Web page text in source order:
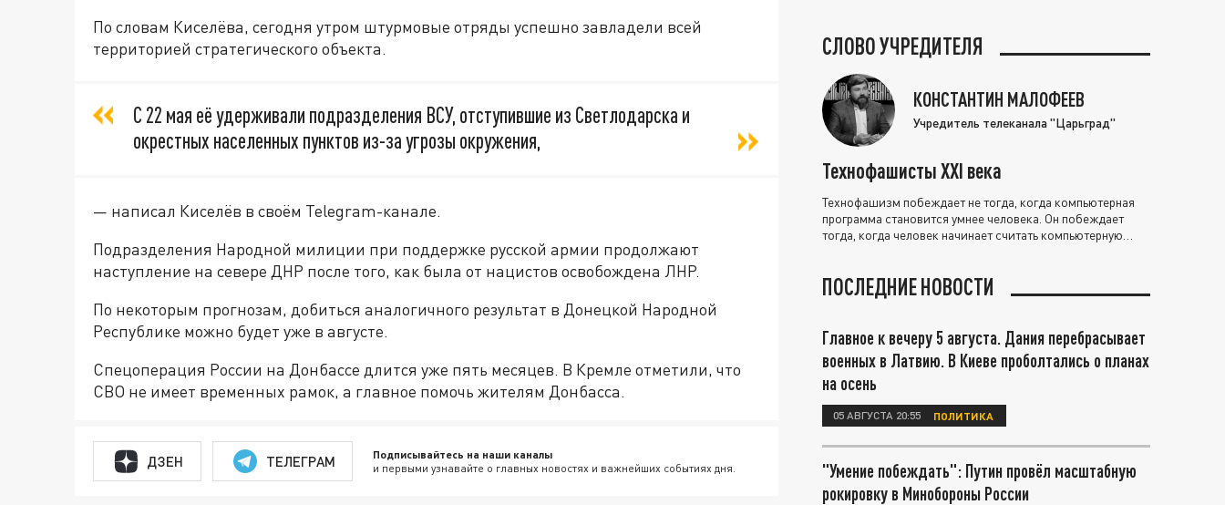
По словам Киселёва, сегодня утром штурмовые отряды успешно завладели всей
территорией стратегического объекта.
С 22 мая её удерживали подразделения ВСУ, отступившие из Светлодарска и
окрестных населенных пунктов из-за угрозы окружения,
— написал Киселёв в своём Telegram-канале.
Подразделения Народной милиции при поддержке русской армии продолжают
наступление на севере ДНР после того, как была от нацистов освобождена ЛНР.
По некоторым прогнозам, добиться аналогичного результат в Донецкой Народной
Республике можно будет уже в августе.
Спецоперация России на Донбассе длится уже пять месяцев. В Кремле отметили, что
СВО не имеет временных рамок, а главное помочь жителям Донбасса.
ДЗЕН ТЕЛЕГРАМ Подписывайтесь на наши каналы
и первыми узнавайте о главных новостях и важнейших событиях дня.
СЛОВО УЧРЕДИТЕЛЯ
КОНСТАНТИН МАЛОФЕЕВ
Учредитель телеканала "Царьград"
Технофашисты XXI века
Технофашизм побеждает не тогда, когда компьютерная
программа становится умнее человека. Он побеждает
тогда, когда человек начинает считать компьютерную
ПОСЛЕДНИЕ НОВОСТИ
Главное к вечеру 5 августа. Дания перебрасывает
военных в Латвию. В Киеве проболтались о планах
на осень
05 АВГУСТА 20:55 ПОЛИТИКА
"Умение побеждать": Путин провёл масштабную
рокировку в Минобороны России